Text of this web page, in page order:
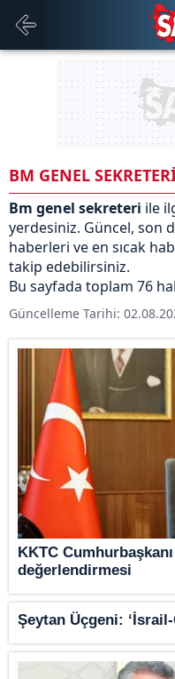
BM GENEL
Bm genel sekreteri ile
yerdesiniz. Güncel, son
haberleri ve en sıcak
takip edebilirsiniz.
Bu sayfada toplam 76
Güncelleme Tarihi:
KKTC
değerlendirmesi
Şeytan Üçgeni: ‘İsrail-